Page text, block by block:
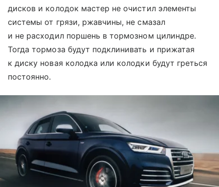
дисков и колодок мастер не очистил элементы
системы от грязи, ржавчины, не смазал
и не расходил поршень в тормозном цилиндре.
Тогда тормоза будут подклинивать и прижатая
к диску новая колодка или колодки будут греться
постоянно.